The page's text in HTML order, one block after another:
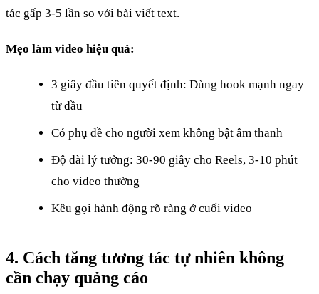
tác gấp 3-5 lần so với bài viết text.
Mẹo làm video hiệu quả:
3 giây đầu tiên quyết định: Dùng hook mạnh ngay
từ đầu
Có phụ đề cho người xem không bật âm thanh
Độ dài lý tưởng: 30-90 giây cho Reels, 3-10 phút
cho video thường
Kêu gọi hành động rõ ràng ở cuối video
4. Cách tăng tương tác tự nhiên không
cần chạy quảng cáo